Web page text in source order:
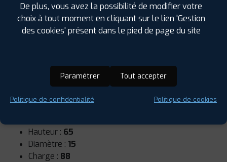
Saison :
4 Saisons
Hauteur : 65
Diamètre : 15
Charge : 88
De plus, vous avez la possibilité de modifier votre
choix à tout moment en cliquant sur le lien 'Gestion
des cookies' présent dans le pied de page du site
Paramétrer Tout accepter
Politique de confidentialité Politique de cookies